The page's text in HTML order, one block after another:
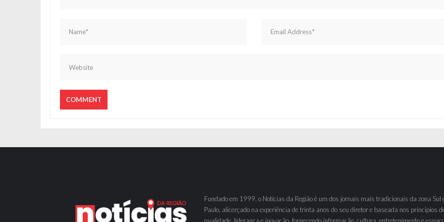
Fundado em 1999, o Notícias da Região é um dos jornais mais tradicionais da zona Sul
Paulo, alicerçado na experiência de trinta anos do seu diretor e baseada nos princípios